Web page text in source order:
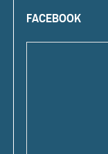
FACEBOOK